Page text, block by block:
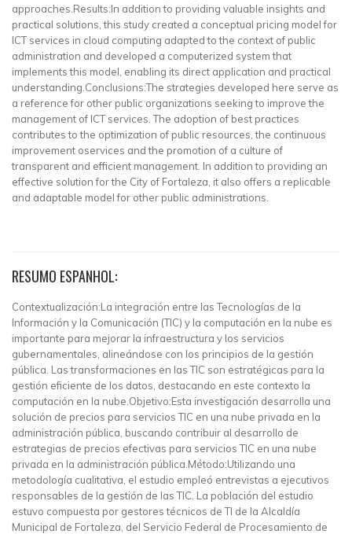
approaches.Results:In addition to providing valuable insights and
practical solutions, this study created a conceptual pricing model for
ICT services in cloud computing adapted to the context of public
administration and developed a computerized system that
implements this model, enabling its direct application and practical
understanding.Conclusions:The strategies developed here serve as
a reference for other public organizations seeking to improve the
management of ICT services. The adoption of best practices
contributes to the optimization of public resources, the continuous
improvement oservices and the promotion of a culture of
transparent and efficient management. In addition to providing an
effective solution for the City of Fortaleza, it also offers a replicable
and adaptable model for other public administrations.
RESUMO ESPANHOL:
Contextualización:La integración entre las Tecnologías de la
Información y la Comunicación (TIC) y la computación en la nube es
importante para mejorar la infraestructura y los servicios
gubernamentales, alineándose con los principios de la gestión
pública. Las transformaciones en las TIC son estratégicas para la
gestión eficiente de los datos, destacando en este contexto la
computación en la nube.Objetivo:Esta investigación desarrolla una
solución de precios para servicios TIC en una nube privada en la
administración pública, buscando contribuir al desarrollo de
estrategias de precios efectivas para servicios TIC en una nube
privada en la administración pública.Método:Utilizando una
metodología cualitativa, el estudio empleó entrevistas a ejecutivos
responsables de la gestión de las TIC. La población del estudio
estuvo compuesta por gestores técnicos de TI de la Alcaldía
Municipal de Fortaleza, del Servicio Federal de Procesamiento de